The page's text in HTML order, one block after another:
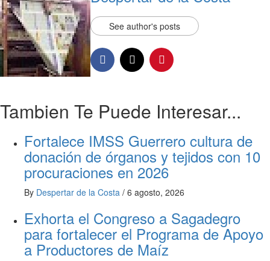
See author's posts
Tambien Te Puede Interesar...
Fortalece IMSS Guerrero cultura de
donación de órganos y tejidos con 10
procuraciones en 2026
By Despertar de la Costa / 6 agosto, 2026
Exhorta el Congreso a Sagadegro
para fortalecer el Programa de Apoyo
a Productores de Maíz